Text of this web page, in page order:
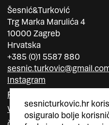
sesnicturkovic.hr
osiguralo bolje
Šesnić&Turković
Trg Marka Marulića 4
10000 Zagreb
Hrvatska
+385 (0)1 5587 880
Instagram
Facebook
Vimeo